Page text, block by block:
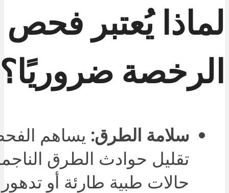
لماذا يُعتبر
الرخصة ضروريًا؟
سلامة الطرق: يساهم
تقليل حوادث الطرق
حالات طبية طارئة أو